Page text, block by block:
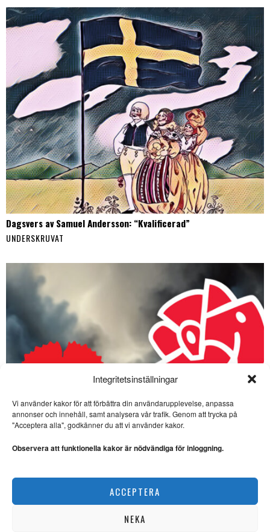
Integritetsinställningar
Vi använder kakor för att förbättra din användarupplevelse, anpassa
annonser och innehåll, samt analysera vår trafik. Genom att trycka på
"Acceptera alla", godkänner du att vi använder kakor.
Observera att funktionella kakor är nödvändiga för inloggning.
ACCEPTERA
NEKA
Dagsvers av Samuel Andersson: “Kvalificerad”
UNDERSKRUVAT
Dagsvers förstamaj valåret 2026
SE ÄVEN
Andersson: ”Namnad
skrivit en dagsvers om att Ulf
SATIR. Samuel Andersson har